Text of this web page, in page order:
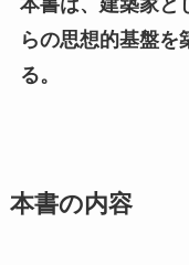
らの思想的基盤を
る。
本書の内容